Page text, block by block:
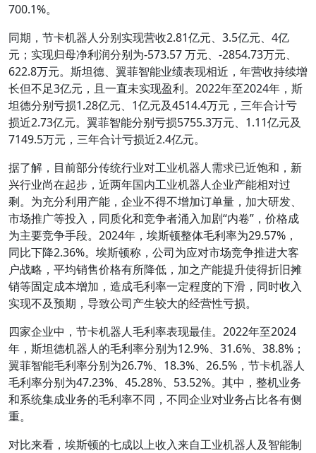
700.1%。
同期，节卡机器人分别实现营收2.81亿元、3.5亿元、4亿
元；实现归母净利润分别为-573.57 万元、-2854.73万元、
622.8万元。斯坦德、翼菲智能业绩表现相近，年营收持续增
长但不足3亿元，且一直未实现盈利。2022年至2024年，斯
坦德分别亏损1.28亿元、1亿元及4514.4万元，三年合计亏
损近2.73亿元。翼菲智能分别亏损5755.3万元、1.11亿元及
7149.5万元，三年合计亏损近2.4亿元。
据了解，目前部分传统行业对工业机器人需求已近饱和，新
兴行业尚在起步，近两年国内工业机器人企业产能相对过
剩。为充分利用产能，企业不得不增加订单量，加大研发、
市场推广等投入，同质化和竞争者涌入加剧“内卷”，价格成
为主要竞争手段。2024年，埃斯顿整体毛利率为29.57%，
同比下降2.36%。埃斯顿称，公司为应对市场竞争推进大客
户战略，平均销售价格有所降低，加之产能提升使得折旧摊
销等固定成本增加，造成毛利率一定程度的下滑，同时收入
实现不及预期，导致公司产生较大的经营性亏损。
四家企业中，节卡机器人毛利率表现最佳。2022年至2024
年，斯坦德机器人的毛利率分别为12.9%、31.6%、38.8%；
翼菲智能毛利率分别为26.7%、18.3%、26.5%，节卡机器人
毛利率分别为47.23%、45.28%、53.52%。其中，整机业务
和系统集成业务的毛利率不同，不同企业对业务占比各有侧
重。
对比来看，埃斯顿的七成以上收入来自工业机器人及智能制